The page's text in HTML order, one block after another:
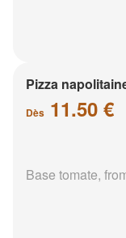
Pizza
Dès 11.50 €
Base tomate,